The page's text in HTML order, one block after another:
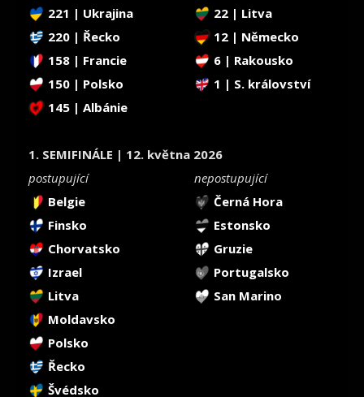
221 | Ukrajina
22 | Litva
220 | Řecko
12 | Německo
158 | Francie
6 | Rakousko
150 | Polsko
1 | S. království
145 | Albánie
1. SEMIFINÁLE | 12. května 2026
postupující
nepostupující
Belgie
Černá Hora
Finsko
Estonsko
Chorvatsko
Gruzie
Izrael
Portugalsko
Litva
San Marino
Moldavsko
Polsko
Řecko
Švédsko